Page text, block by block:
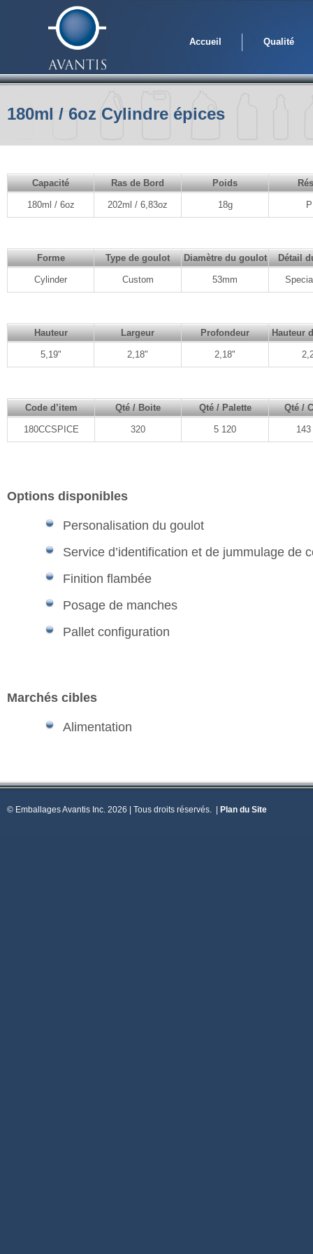
Qualité
Accueil
180ml / 6oz Cylindre épices
Capacité Ras de Bord Poids
180ml / 6oz 202ml / 6,83oz 18g
Forme Type de goulot Diamètre du goulot Détail
Cylinder Custom 53mm
Hauteur Largeur Profondeur Hauteur
5,19" 2,18" 2,18"
Code d’item Qté / Boite Qté / Palette Qté /
180CCSPICE 320 5 120
Options disponibles
Personalisation du goulot
Service d’identification et de jummulage de
Finition flambée
Posage de manches
Pallet configuration
Marchés cibles
Alimentation
© Emballages Avantis Inc. 2026 | Tous droits réservés. Plan du Site